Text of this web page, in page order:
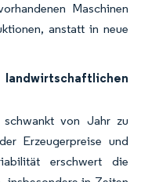
Maschinen
anstatt in neue
schwankt von Jahr zu
Erzeugerpreise und
erschwert die